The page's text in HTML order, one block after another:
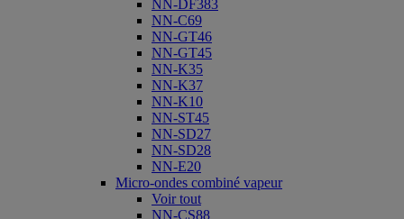
NN-DF383
NN-C69
NN-GT46
NN-GT45
NN-K35
NN-K37
NN-K10
NN-ST45
NN-SD27
NN-SD28
NN-E20
Micro-ondes combiné vapeur
Voir tout
NN-CS88